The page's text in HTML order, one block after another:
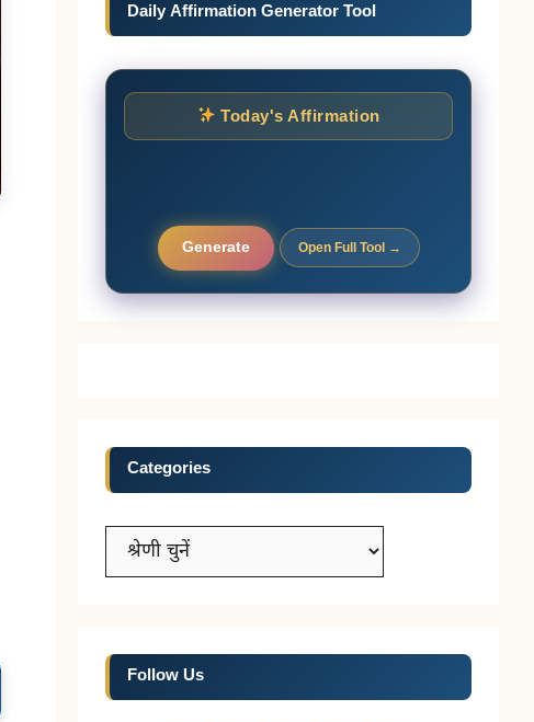
Daily Affirmation Generator Tool
Today's Affirmation
Generate Open Full Tool →
Categories
Categories
Follow Us